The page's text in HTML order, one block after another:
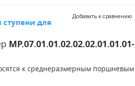
Добавить к сравнению
для
MP.07.01.01.02.02.02.01.01.01-
к среднеразмерным поршневым